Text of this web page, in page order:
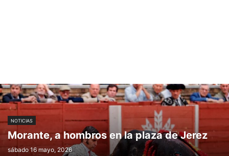
NOTICIAS
Morante, a hombros en la plaza de Jerez
sábado 16 mayo, 2026